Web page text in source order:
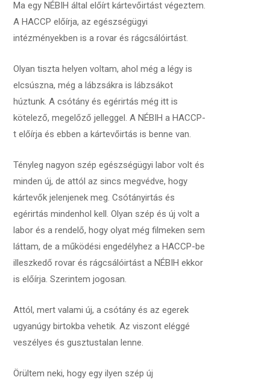
Ma egy NÉBIH által előírt kártevőirtást végeztem.
A HACCP előírja, az egészségügyi
intézményekben is a rovar és rágcsálóirtást.
Olyan tiszta helyen voltam, ahol még a légy is
elcsúszna, még a lábzsákra is lábzsákot
húztunk. A csótány és egérirtás még itt is
kötelező, megelőző jelleggel. A NÉBIH a HACCP-
t előírja és ebben a kártevőirtás is benne van.
Tényleg nagyon szép egészségügyi labor volt és
minden új, de attól az sincs megvédve, hogy
kártevők jelenjenek meg. Csótányirtás és
egérirtás mindenhol kell. Olyan szép és új volt a
labor és a rendelő, hogy olyat még filmeken sem
láttam, de a működési engedélyhez a HACCP-be
illeszkedő rovar és rágcsálóirtást a NÉBIH ekkor
is előírja. Szerintem jogosan.
Attól, mert valami új, a csótány és az egerek
ugyanúgy birtokba vehetik. Az viszont eléggé
veszélyes és gusztustalan lenne.
Örültem neki, hogy egy ilyen szép új